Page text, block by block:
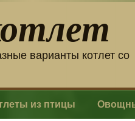
варианты котлет со
из птицы